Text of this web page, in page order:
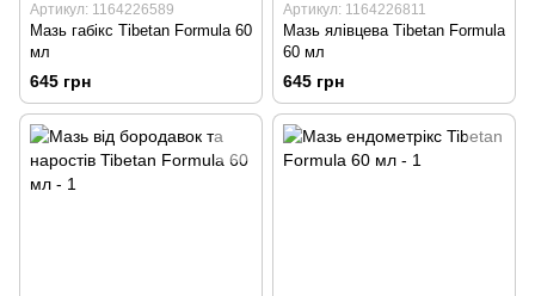
Артикул: 1164226589
Мазь габікс Tibetan Formula 60
мл
645 грн
Артикул: 1164226811
Мазь ялівцева Tibetan Formula
60 мл
645 грн